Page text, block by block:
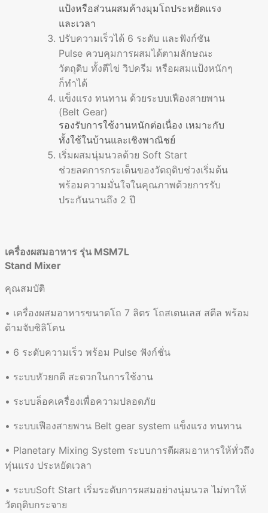
แป้งหรือส่วนผสมค้างมุมโถประหยัดแรง
และเวลา
ปรับความเร็วได้ 6 ระดับ และฟังก์ชัน
Pulse ควบคุมการผสมได้ตามลักษณะ
วัตถุดิบ ทั้งตีไข่ วิปครีม หรือผสมแป้งหนักๆ
ก็ทำได้
แข็งแรง ทนทาน ด้วยระบบเฟืองสายพาน
(Belt Gear)
รองรับการใช้งานหนักต่อเนื่อง เหมาะกับ
ทั้งใช้ในบ้านและเชิงพาณิชย์
เริ่มผสมนุ่มนวลด้วย Soft Start
ช่วยลดการกระเด็นของวัตถุดิบช่วงเริ่มต้น
พร้อมความมั่นใจในคุณภาพด้วยการรับ
ประกันนานถึง 2 ปี
เครื่องผสมอาหาร รุ่น MSM7L
Stand Mixer
คุณสมบัติ
• เครื่องผสมอาหารขนาดโถ 7 ลิตร โถสเตนเลส สตีล พร้อม
ด้ามจับซิลิโคน
• 6 ระดับความเร็ว พร้อม Pulse ฟังก์ชั่น
• ระบบหัวยกตี สะดวกในการใช้งาน
• ระบบล็อคเครื่องเพื่อความปลอดภัย
• ระบบเฟืองสายพาน Belt gear system แข็งแรง ทนทาน
• Planetary Mixing System ระบบการตีผสมอาหารให้ทั่วถึง
ทุ่นแรง ประหยัดเวลา
• ระบบSoft Start เริ่มระดับการผสมอย่างนุ่มนวล ไม่ทาให้
วัตถุดิบกระจาย